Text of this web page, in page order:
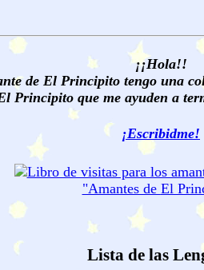
¡¡Hola!!
de El Principito tengo una
El Principito que me ayuden a
¡Escribidme!
"Amantes de El
Lista de las